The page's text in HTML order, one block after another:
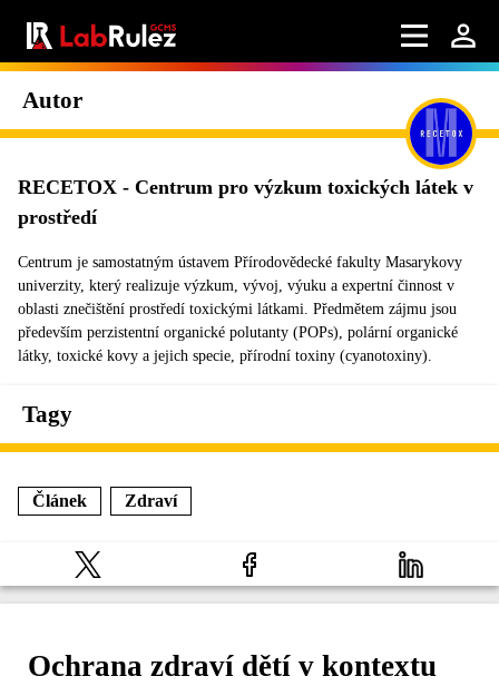
Autor
RECETOX - Centrum pro výzkum toxických látek v
prostředí
Centrum je samostatným ústavem Přírodovědecké fakulty Masarykovy
univerzity, který realizuje výzkum, vývoj, výuku a expertní činnost v
oblasti znečištění prostředí toxickými látkami. Předmětem zájmu jsou
především perzistentní organické polutanty (POPs), polární organické
látky, toxické kovy a jejich specie, přírodní toxiny (cyanotoxiny).
Tagy
Článek Zdraví
Ochrana zdraví dětí v kontextu